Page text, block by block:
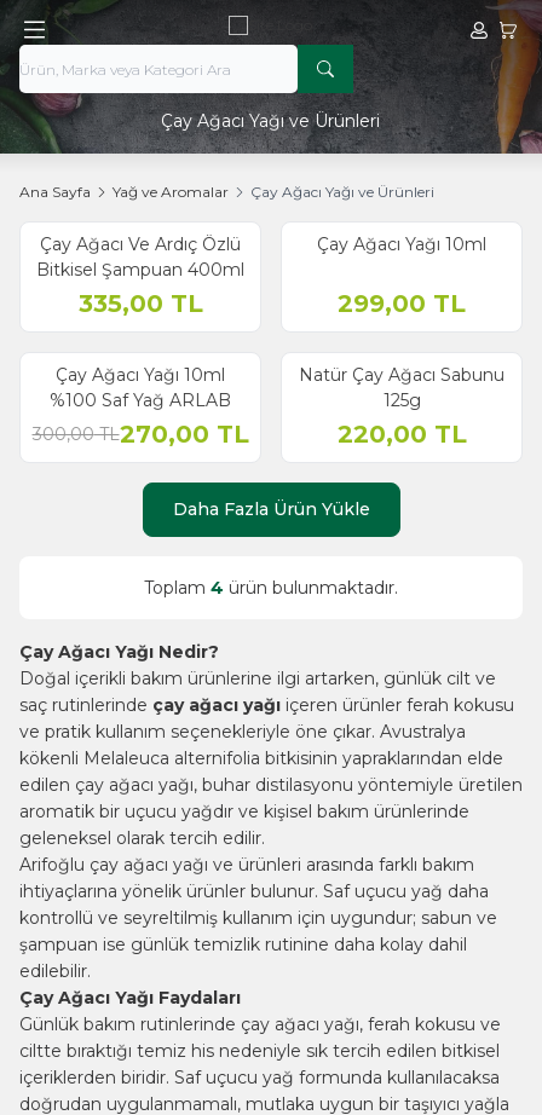
Hesabım
Çay Ağacı Yağı ve Ürünleri
Ana Sayfa Yağ ve Aromalar Çay Ağacı Yağı ve Ürünleri
Yeni
Çay Ağacı Ve Ardıç Özlü
Bitkisel Şampuan 400ml
335,00 TL
Çay Ağacı Yağı 10ml
299,00 TL
% 10
İndirim
Çay Ağacı Yağı 10ml
%100 Saf Yağ ARLAB
300,00TL270,00 TL
Natür Çay Ağacı Sabunu
125g
220,00 TL
Daha Fazla Ürün Yükle
Toplam 4 ürün bulunmaktadır.
Çay Ağacı Yağı Nedir?
Doğal içerikli bakım ürünlerine ilgi artarken, günlük cilt ve
saç rutinlerinde çay ağacı yağı içeren ürünler ferah kokusu
ve pratik kullanım seçenekleriyle öne çıkar. Avustralya
kökenli Melaleuca alternifolia bitkisinin yapraklarından elde
edilen çay ağacı yağı, buhar distilasyonu yöntemiyle üretilen
aromatik bir uçucu yağdır ve kişisel bakım ürünlerinde
geleneksel olarak tercih edilir.
Arifoğlu çay ağacı yağı ve ürünleri arasında farklı bakım
ihtiyaçlarına yönelik ürünler bulunur. Saf uçucu yağ daha
kontrollü ve seyreltilmiş kullanım için uygundur; sabun ve
şampuan ise günlük temizlik rutinine daha kolay dahil
edilebilir.
Çay Ağacı Yağı Faydaları
Günlük bakım rutinlerinde çay ağacı yağı, ferah kokusu ve
ciltte bıraktığı temiz his nedeniyle sık tercih edilen bitkisel
içeriklerden biridir. Saf uçucu yağ formunda kullanılacaksa
doğrudan uygulanmamalı, mutlaka uygun bir taşıyıcı yağla